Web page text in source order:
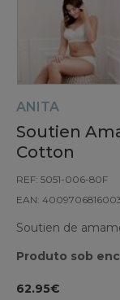
ANITA
Soutien
Cotton
REF: 5051-006-80F
EAN:
Soutien de
Produto sob
62.95€